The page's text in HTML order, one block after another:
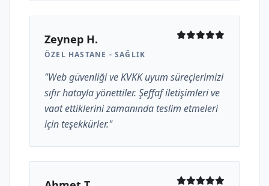
Zeynep H.
ÖZEL HASTANE - SAĞLIK
"Web güvenliği ve KVKK uyum süreçlerimizi
sıfır hatayla yönettiler. Şeffaf iletişimleri ve
vaat ettiklerini zamanında teslim etmeleri
için teşekkürler."